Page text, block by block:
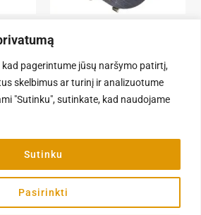
pagerintume jūsų naršymo patirtį,
skelbimus ar turinį ir analizuotume
"Sutinku", sutinkate, kad naudojame
Pasirinkti
Sutinku
šunų
Šunų kirpimo priemonės
Oster Pilot Mark II Nr1 – 2.4-
3mm kirpimo galvutė
49,90€